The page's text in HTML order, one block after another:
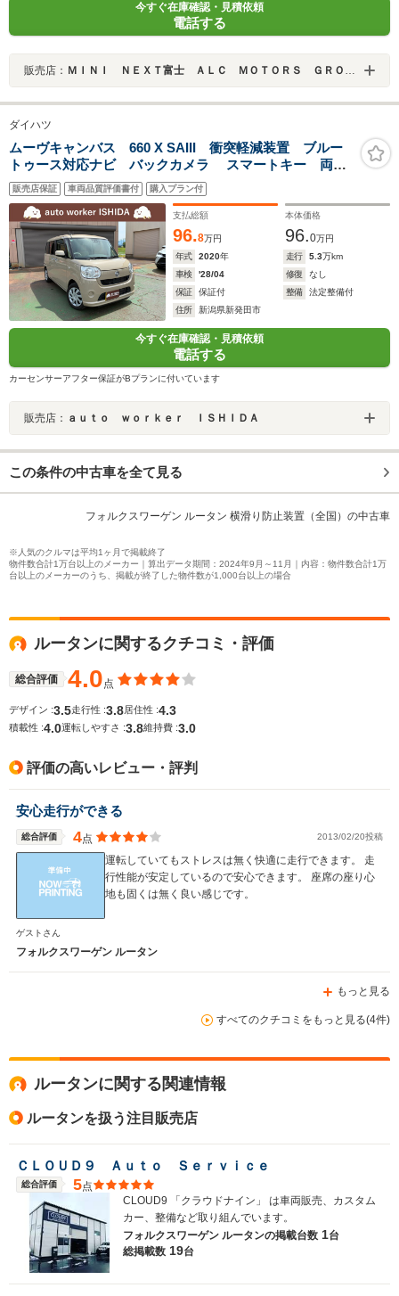
今すぐ在庫確認・見積依頼
電話する
販売店： ＭＩＮＩ ＮＥＸＴ富士 ＡＬＣ ＭＯＴＯＲＳ ＧＲＯＵＰ
ダイハツ
ムーヴキャンバス 660 X SAIII 衝突軽減装置 ブルー
トゥース対応ナビ バックカメラ スマートキー 両側
電動スライドドア 関東仕入
販売店保証 車両品質評価書付 購入プラン付
支払総額
96.8万円
本体価格
96.0万円
年式
2020年 走行 5.3万km
車検
'28/04 修復
なし
保証
保証付 整備
法定整備付
住所
新潟県新発田市
今すぐ在庫確認・見積依頼
電話する
カーセンサーアフター保証がBプランに付いています
販売店： ａｕｔｏ ｗｏｒｋｅｒ ＩＳＨＩＤＡ
この条件の中古車を全て見る
フォルクスワーゲン ルータン 横滑り防止装置（全国）の中古車
※人気のクルマは平均1ヶ月で掲載終了
物件数合計1万台以上のメーカー｜算出データ期間：2024年9月～11月｜内容：物件数合計1万
台以上のメーカーのうち、掲載が終了した物件数が1,000台以上の場合
ルータンに関するクチコミ・評価
総合評価 4.0点
デザイン :3.5走行性 :3.8 居住性 :4.3
積載性 :4.0運転しやすさ :3.8維持費 :3.0
評価の高いレビュー・評判
安心走行ができる
総合評価 4点 2013/02/20投稿
運転していてもストレスは無く快適に走行できます。 走
行性能が安定しているので安心できます。 座席の座り心
地も固くは無く良い感じです。
ゲストさん
フォルクスワーゲン ルータン
もっと見る
すべてのクチコミをもっと見る(4件)
ルータンに関する関連情報
ルータンを扱う注目販売店
ＣＬＯＵＤ９ Ａｕｔｏ Ｓｅｒｖｉｃｅ
総合評価 5点
CLOUD9 「クラウドナイン」 は車両販売、カスタム
カー、整備など取り組んでいます。
フォルクスワーゲン ルータンの掲載台数 1台
総掲載数 19台